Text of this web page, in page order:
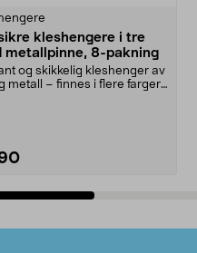
kleshengere i tre
metallpinne, 8-pakning
og skikkelig kleshenger av
metall – finnes i flere farger.